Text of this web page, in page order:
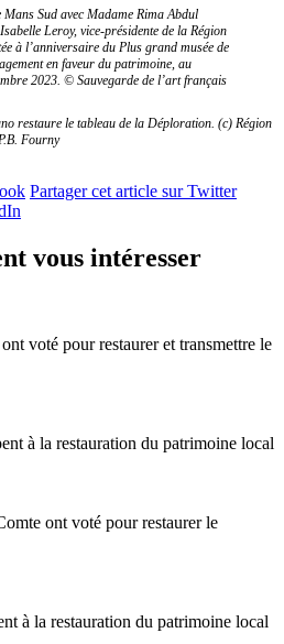
Mans Sud avec Madame Rima Abdul
Leroy, vice-présidente de la Région
à l’anniversaire du Plus grand musée de
en faveur du patrimoine, au
2023. © Sauvegarde de l’art français
restaure le tableau de la Déploration. (c) Région
P.B. Fourny
Partager cet article sur Twitter
vous intéresser
voté pour restaurer et transmettre le
à la restauration du patrimoine local
ont voté pour restaurer le
à la restauration du patrimoine local